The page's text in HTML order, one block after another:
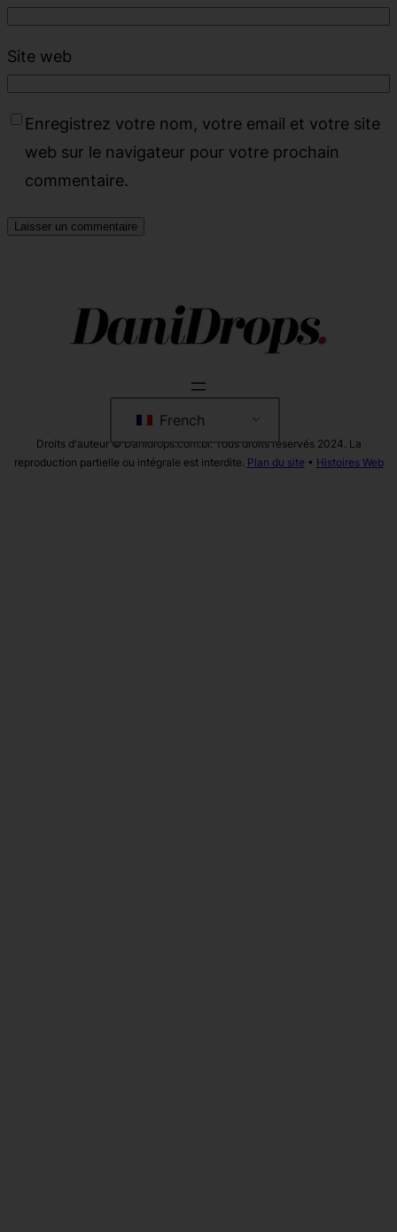
Site web
Enregistrez votre nom, votre email et votre site
web sur le navigateur pour votre prochain
commentaire.
French
Droits d'auteur © Danidrops.com.br. Tous droits réservés 2024. La
reproduction partielle ou intégrale est interdite. Plan du site • Histoires Web